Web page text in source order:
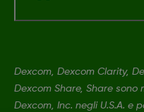
Dexcom, Dexcom Clarity,
Dexcom Share, Share
Dexcom, Inc. negli U.S.A. e